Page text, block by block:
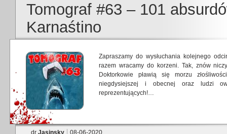
Tomograf #63 – 101
Karnaśtino
Zapraszamy do wysłuchania kolejnego
razem wracamy do korzeni. Tak, znów
Doktorkowie pławią się morzu
niegdysiejszej i obecnej oraz ludzi
reprezentujących!…
dr Jasinsky 08-06-2020